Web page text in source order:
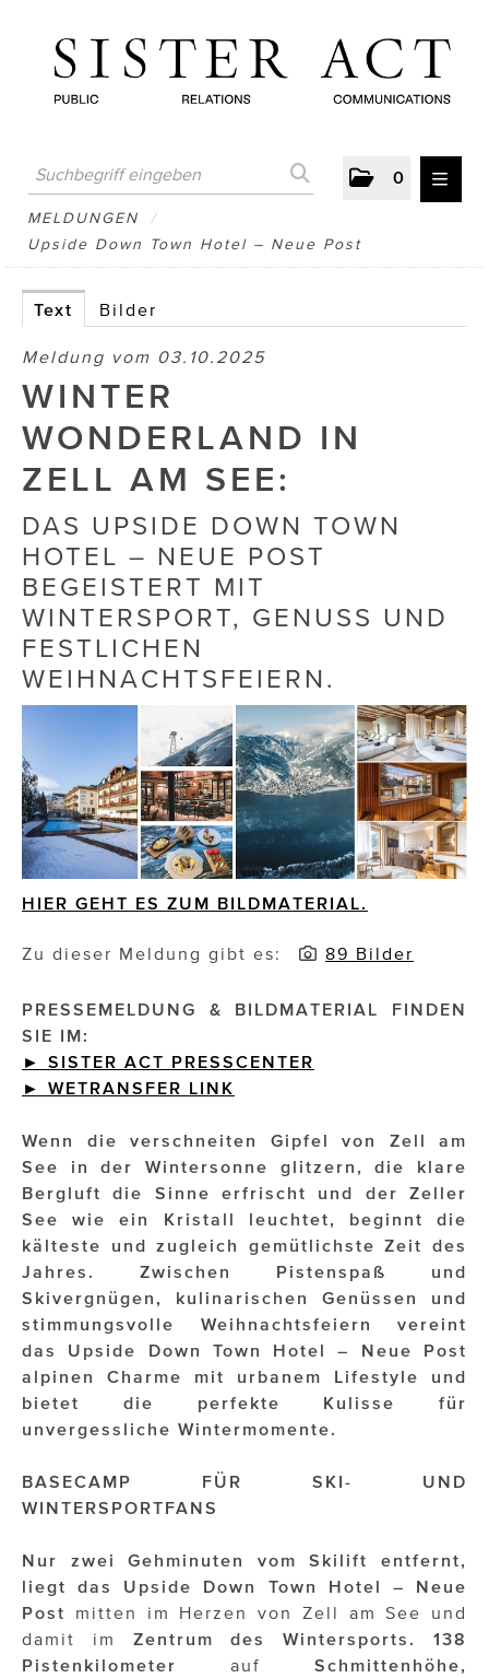
0
MELDUNGEN
ATELIER FĒ.
BERTRAMS
BewusstSchein
Brigitta Nemeth Art
CUBE
Die Dudlerei
Dominic Marcus Singer
Dominique Scharax – Move Mind Breath
Élan Flow
FREIHERZ
FRISTADS
JOHANN STRAUSS – NEW DIMENSIONS
JUWELIER WAGNER
Magenta Telekom
Merz Aesthetics
NEVER AGE NUTRITION
Nina Kraft – Kraft Media Minds
NORMAL
rot weiss rosé
OTTO AM DONAUKANAL
sehen!wutscher
SISTER ACT
Solid & Bold
St. Peter Stiftskulinarium
MELDUNGEN
/
Upside Down Town Hotel – Neue Post
Text Bilder
Meldung vom 03.10.2025
WINTER
WONDERLAND IN
ZELL AM SEE:
DAS UPSIDE DOWN TOWN
HOTEL – NEUE POST
BEGEISTERT MIT
WINTERSPORT, GENUSS UND
FESTLICHEN
WEIHNACHTSFEIERN.
HIER GEHT ES ZUM BILDMATERIAL.
Zu dieser Meldung gibt es: 89 Bilder
PRESSEMELDUNG & BILDMATERIAL FINDEN
SIE IM:
► SISTER ACT PRESSCENTER
► WETRANSFER LINK
Wenn die verschneiten Gipfel von Zell am
See in der Wintersonne glitzern, die klare
Bergluft die Sinne erfrischt und der Zeller
See wie ein Kristall leuchtet, beginnt die
kälteste und zugleich gemütlichste Zeit des
Jahres. Zwischen Pistenspaß und
Skivergnügen, kulinarischen Genüssen und
stimmungsvolle Weihnachtsfeiern vereint
das Upside Down Town Hotel – Neue Post
alpinen Charme mit urbanem Lifestyle und
bietet die perfekte Kulisse für
unvergessliche Wintermomente.
BASECAMP FÜR SKI- UND
WINTERSPORTFANS
Nur zwei Gehminuten vom Skilift entfernt,
liegt das Upside Down Town Hotel – Neue
Post
mitten im Herzen von Zell am See und
damit im Zentrum des Wintersports.
138
Pistenkilometer
auf Schmittenhöhe,